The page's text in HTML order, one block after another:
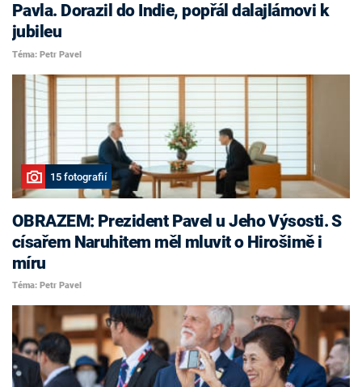
Pavla. Dorazil do Indie, popřál dalajlámovi k
jubileu
Téma: Petr Pavel
15 fotografií
OBRAZEM: Prezident Pavel u Jeho Výsosti. S
císařem Naruhitem měl mluvit o Hirošimě i
míru
Téma: Petr Pavel